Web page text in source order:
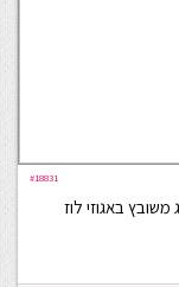
#18831
באגוזי לוז